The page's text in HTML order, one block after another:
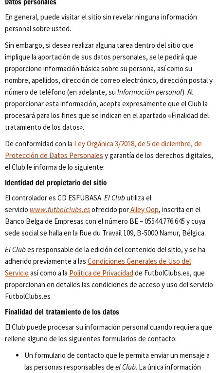
En general, puede visitar el sitio sin revelar ninguna información
personal sobre usted.
Sin embargo, si desea realizar alguna tarea dentro del sitio que
implique la aportación de sus datos personales, se le pedirá que
proporcione información básica sobre su persona, así como su
nombre, apellidos, dirección de correo electrónico, dirección postal y
número de teléfono (en adelante, su Información personal). Al
proporcionar esta información, acepta expresamente que el Club la
procesará para los fines que se indican en el apartado «Finalidad del
tratamiento de los datos».
De conformidad con la Ley Orgánica 3/2018, de 5 de diciembre, de
Protección de Datos Personales y garantía de los derechos digitales,
el Club le informa de lo siguiente:
Identidad del propietario del sitio
El controlador es CD ESFUBASA. El Clubutiliza el
servicio www.futbolclubs.esofrecido porAlley Oop, inscrita en el
Banco Belga de Empresas con el número BE – 05544.776.645 y cuya
sede social se halla en la Rue du Travail 109, B-5000 Namur, Bélgica.
El Clubes responsable de la edición del contenido del sitio, y se ha
adherido previamente a las Condiciones Generales de Uso del
Servicio así como a la Política de Privacidad de FutbolClubs.es, que
proporcionan en detalles las condiciones de acceso y uso del servicio
FutbolClubs.es
Finalidad del tratamiento de los datos
El Club puede procesar su información personal cuando requiera que
rellene alguno de los siguientes formularios de contacto:
Un formulario de contacto que le permita enviar un mensaje a
las personas responsables de el Club. La única información